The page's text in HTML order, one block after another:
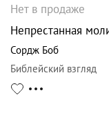
Нет в продаже
Непрестанная
Сордж Боб
Библейский взгляд